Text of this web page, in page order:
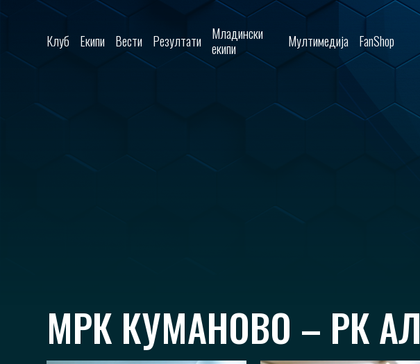
Skip to content
Клуб Екипи Вести Резултати
Младински
екипи
Мултимедија FanShop
МРК КУМАНОВО – РК